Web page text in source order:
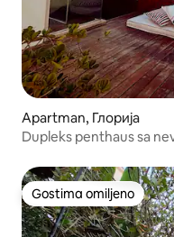
Apartman, Глорија
Dupleks penthaus sa
Gostima omiljeno
Gostima omiljeno